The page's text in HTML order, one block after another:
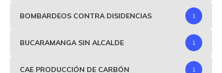
BOMBARDEOS CONTRA DISIDENCIAS 1
BUCARAMANGA SIN ALCALDE 1
CAE PRODUCCIÓN DE CARBÓN 1